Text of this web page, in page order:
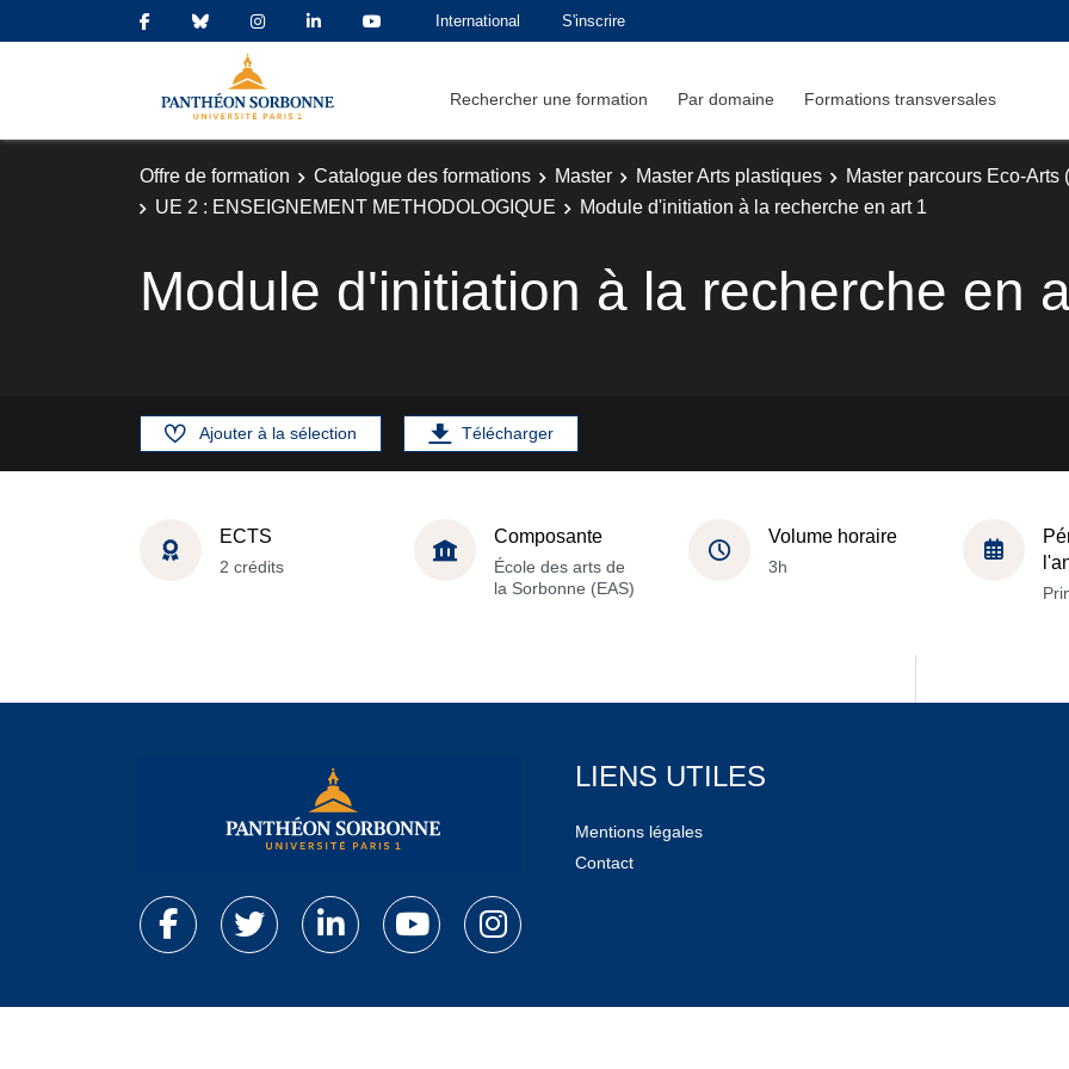
International S'inscrire
Rechercher une formation Par domaine Formations transversales
Offre de formation Catalogue des formations Master Master Arts plastiques
Master parcours Eco-Arts
UE 2 : ENSEIGNEMENT METHODOLOGIQUE
Module d'initiation à la recherche en art 1
Module d'initiation à la recherche en
Ajouter à la sélection Télécharger
ECTS
2 crédits
Composante
École des arts de
la Sorbonne (EAS)
Volume horaire
3h
LIENS UTILES
Mentions légales
Contact